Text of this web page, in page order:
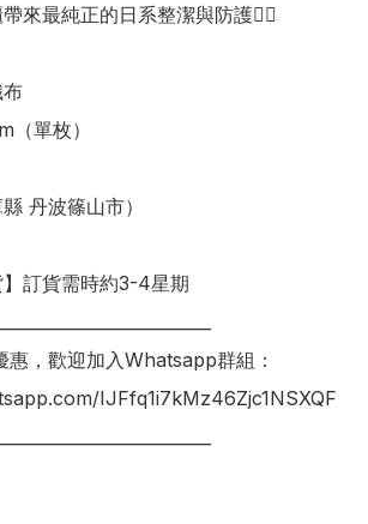
來最純正的日系整潔與防護👍🏻
單枚）
丹波篠山市）
訂貨需時約3-4星期
惠，歡迎加入Whatsapp群組：
IJFfq1i7kMz46Zjc1NSXQF